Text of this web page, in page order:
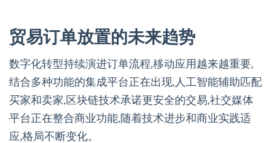
贸易订单放置的未来趋势
数字化转型持续演进订单流程,移动应用越来越重要,
结合多种功能的集成平台正在出现,人工智能辅助匹配
买家和卖家,区块链技术承诺更安全的交易,社交媒体
平台正在整合商业功能,随着技术进步和商业实践适
应,格局不断变化。